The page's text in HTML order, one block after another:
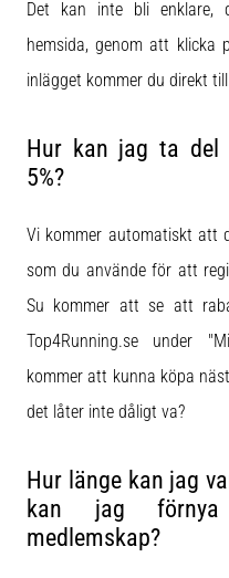
Det kan inte bli enklare,
hemsida, genom att klicka
inlägget kommer du direkt
Hur kan jag ta del
5%?
Vi kommer automatiskt att
som du använde för att
Su kommer att se att
Top4Running.se under
kommer att kunna köpa
det låter inte dåligt va?
Hur länge kan jag
kan jag
medlemskap?